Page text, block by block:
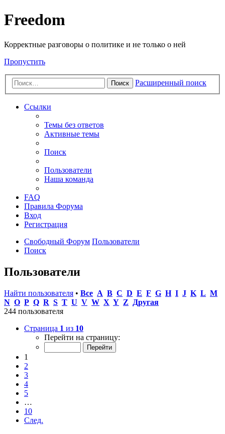
Freedom
Корректные разговоры о политике и не только о ней
Пропустить
Поиск Расширенный поиск
Ссылки
Темы без ответов
Активные темы
Поиск
Пользователи
Наша команда
FAQ
Правила Форума
Вход
Регистрация
Свободный Форум Пользователи
Поиск
Пользователи
Найти пользователя • Все A B C D E F G H I J K L M
N O P Q R S T U V W X Y Z
Другая
244 пользователя
Страница 1 из 10
Перейти на страницу:
1
2
3
4
5
…
10
След.